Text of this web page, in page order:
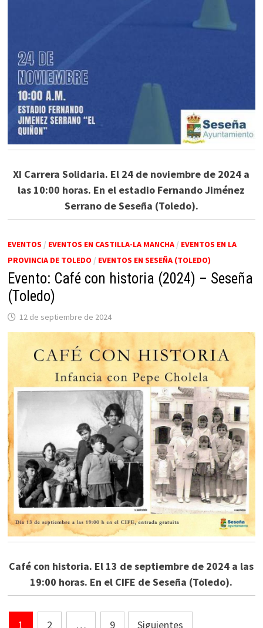
XI Carrera Solidaria. El 24 de noviembre de 2024 a
las 10:00 horas. En el estadio Fernando Jiménez
Serrano de Seseña (Toledo).
EVENTOS / EVENTOS EN CASTILLA-LA MANCHA/ EVENTOS EN LA
PROVINCIA DE TOLEDO / EVENTOS EN SESEÑA (TOLEDO)
Evento: Café con historia (2024) – Seseña
(Toledo)
12 de septiembre de 2024
Café con historia. El 13 de septiembre de 2024 a las
19:00 horas. En el CIFE de Seseña (Toledo).
Paginación
1 2 … 9 Siguientes